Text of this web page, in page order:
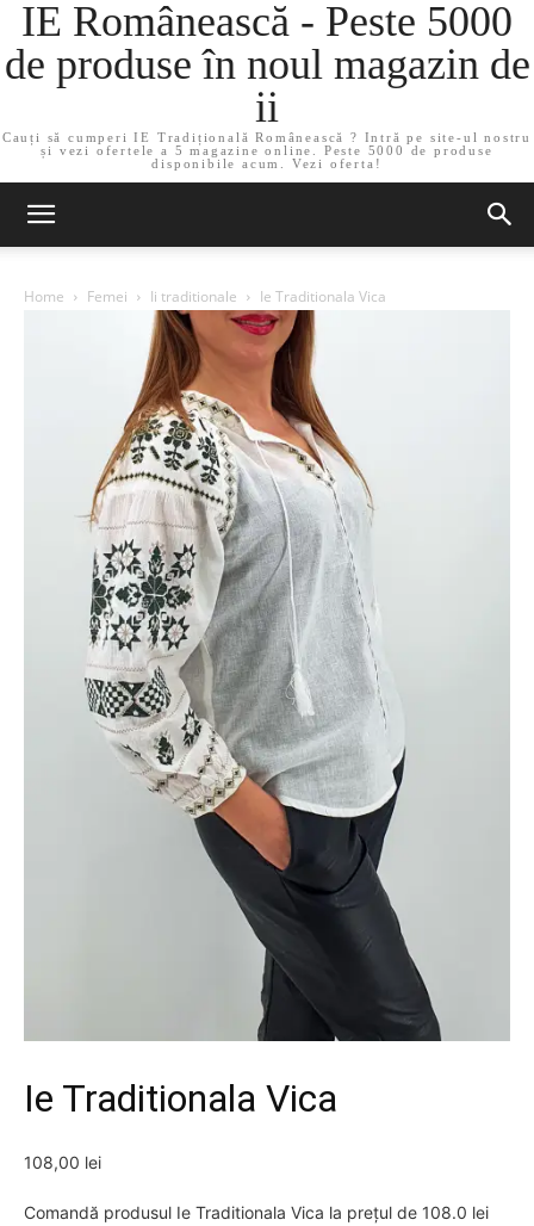
IE Românească - Peste 5000
de produse în noul magazin de
ii
Cauți să cumperi IE Tradițională Românească ? Intră pe site-ul nostru
și vezi ofertele a 5 magazine online. Peste 5000 de produse
disponibile acum. Vezi oferta!
Home Femei Ii traditionale Ie Traditionala Vica
Ie Traditionala Vica
108,00 lei
Comandă produsul Ie Traditionala Vica la prețul de 108.0 lei